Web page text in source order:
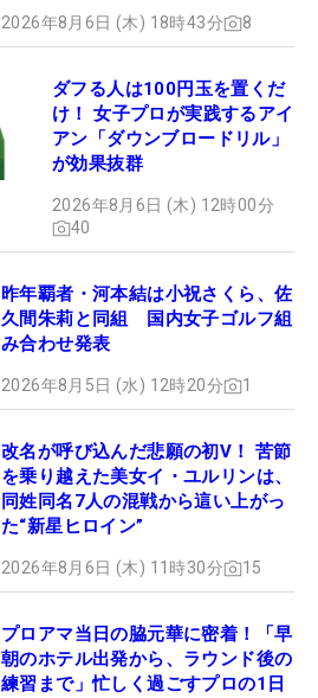
2026年8月6日 (木) 18時43分 8
ダフる人は100円玉を置くだ
け！ 女子プロが実践するアイ
アン「ダウンブロードリル」
が効果抜群
2026年8月6日 (木) 12時00分
40
昨年覇者・河本結は小祝さくら、佐
久間朱莉と同組 国内女子ゴルフ組
み合わせ発表
2026年8月5日 (水) 12時20分 1
改名が呼び込んだ悲願の初V！ 苦節
を乗り越えた美女イ・ユルリンは、
同姓同名7人の混戦から這い上がっ
た“新星ヒロイン”
2026年8月6日 (木) 11時30分 15
プロアマ当日の脇元華に密着！「早
朝のホテル出発から、ラウンド後の
練習まで」忙しく過ごすプロの1日